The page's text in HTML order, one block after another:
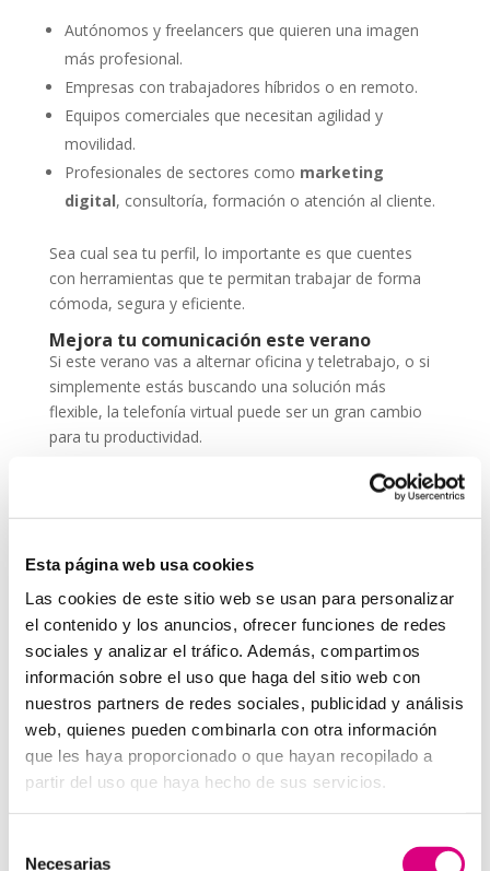
Esta página web usa cookies
Las cookies de este sitio web se usan para personalizar
el contenido y los anuncios, ofrecer funciones de redes
sociales y analizar el tráfico. Además, compartimos
información sobre el uso que haga del sitio web con
nuestros partners de redes sociales, publicidad y análisis
web, quienes pueden combinarla con otra información
que les haya proporcionado o que hayan recopilado a
partir del uso que haya hecho de sus servicios.
Necesarias
Autónomos y freelancers que quieren una imagen
más profesional.
Empresas con trabajadores híbridos o en remoto.
Equipos comerciales que necesitan agilidad y
movilidad.
Profesionales de sectores como marketing
digital, consultoría, formación o atención al cliente.
Sea cual sea tu perfil, lo importante es que cuentes
con herramientas que te permitan trabajar de forma
cómoda, segura y eficiente.
Mejora tu comunicación este verano
Si este verano vas a alternar oficina y teletrabajo, o si
simplemente estás buscando una solución más
flexible, la telefonía virtual puede ser un gran cambio
para tu productividad.
Recuerda que comunicarte bien es parte esencial de
campaña online.
System Network, tu operadora de telefonía
virtual en España
DesdeTelefonía VirtualNetwork, os invitamos a
que nos permitas estudiar tu caso particular.
Aunque si lo prefieres, puedes enviarnos un correo
electrónico avirtual@networkes.com o llamarnos al
900 800 806.
Tenemos más de15 años de experiencia en
flexibilidad en el aprovisionamiento de servicios, así